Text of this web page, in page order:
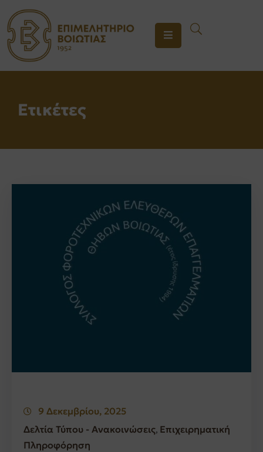
ΤΟ
ΕΠΙΜΕΛΗΤΗΡΙΟ
ΕΝΗΜΕΡΩΣΗ
Ετικέτες
9 Δεκεμβρίου, 2025
Δελτία Τύπου - Ανακοινώσεις‚ Επιχειρηματική
Πληροφόρηση